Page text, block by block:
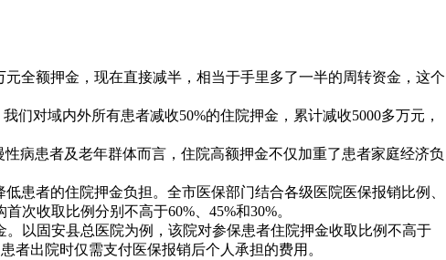
全额押金，现在直接减半，相当于手里多了一半的周转资金，这个
对域内外所有患者减收50%的住院押金，累计减收5000多万元，
病患者及老年群体而言，住院高额押金不仅加重了患者家庭经济负
患者的住院押金负担。全市医保部门结合各级医院医保报销比例、
次收取比例分别不高于60%、45%和30%。
以固安县总医院为例，该院对参保患者住院押金收取比例不高于
者出院时仅需支付医保报销后个人承担的费用。